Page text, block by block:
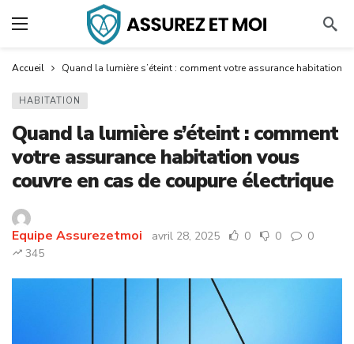
Accueil Quand la lumière s’éteint : comment votre assurance habitation
HABITATION
Quand la lumière s’éteint : comment
votre assurance habitation vous
couvre en cas de coupure électrique
Equipe Assurezetmoi avril 28, 2025 0 0
0
345